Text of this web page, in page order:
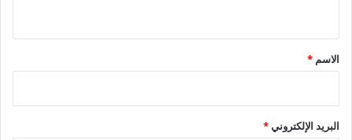
*
الاسم *
البريد الإلكتروني*